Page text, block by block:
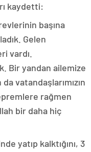
kaydetti:
başına
Gelen
vardı.
Bir yandan ailemize
vatandaşlarımızın
rağmen
bir daha hiç
yatıp kalktığını, 3